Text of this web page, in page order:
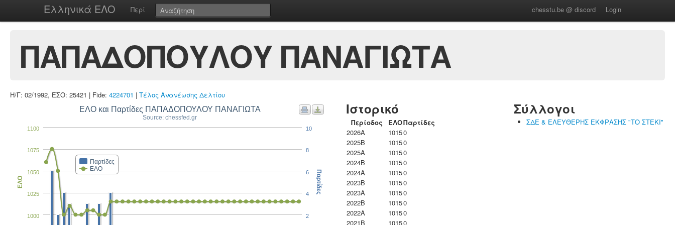
Ελληνικά ΕΛΟ Περί chesstu.be @ discord Login
ΠΑΠΑΔΟΠΟΥΛΟΥ ΠΑΝΑΓΙΩΤΑ
Η/Γ: 02/1992, ΕΣΟ: 25421 | Fide: 4224701 | Τέλος Ανανέωσης Δελτίου
ΕΛΟ και Παρτίδες ΠΑΠΑΔΟΠΟΥΛΟΥ ΠΑΝΑΓΙΩΤΑ
Source: chessfed.gr
Παρτίδες
ΕΛΟ
1000
1025
1050
1075
1100
ΕΛΟ
2
4
6
8
10
Παρτίδες
Ιστορικό
Περίοδος ΕΛΟΠαρτίδες
2026A
10150
2025B
10150
2025A
10150
2024B
10150
2024A
10150
2023B
10150
2023Α
10150
2022B
10150
2022A
10150
2021B
10150
Σύλλογοι
ΣΔΕ & ΕΛΕΥΘΕΡΗΣ ΕΚΦΡΑΣΗΣ "ΤΟ ΣΤΕΚΙ"